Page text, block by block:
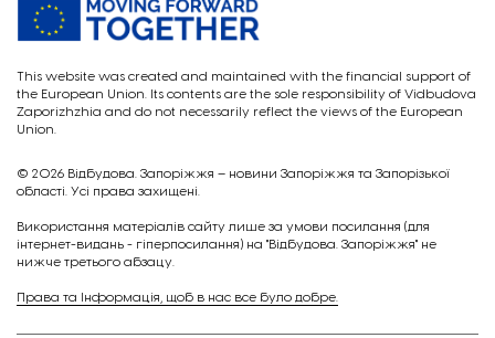
This website was created and maintained with the financial support of
the European Union. Its contents are the sole responsibility of Vidbudova
Zaporizhzhia and do not necessarily reflect the views of the European
Union.
© 2026 Відбудова. Запоріжжя – новини Запоріжжя та Запорізької
області. Усі права захищені.
Викориcтання матеріалів сайту лише за умови посилання (для
інтернет-видань - гіперпосилання) на "Відбудова. Запоріжжя" не
нижче третього абзацу.
Права та Інформація, щоб в нас все було добре.